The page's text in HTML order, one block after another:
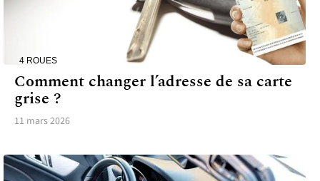
4 ROUES
Comment changer l’adresse de sa carte
grise ?
11 mars 2026